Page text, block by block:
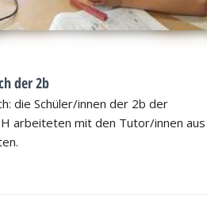
der 2b
die Schüler/innen der 2b der
arbeiteten mit den Tutor/innen